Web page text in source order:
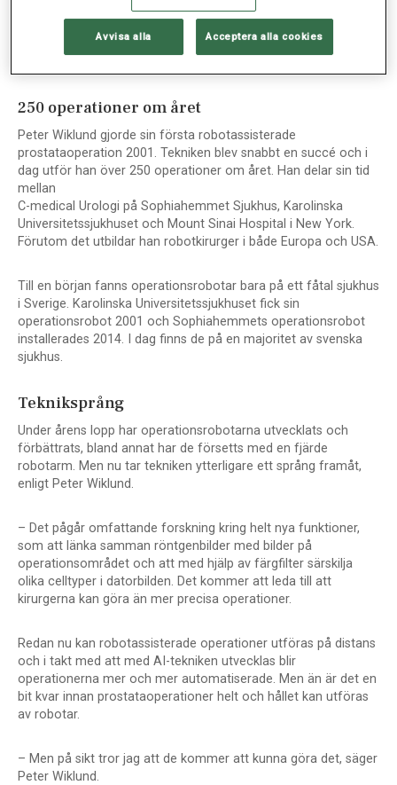
robotkirurgi är att jag som kirurg ser prostatakörteln i kraftig
strukturer, säger Peter Wiklund, läkare och specialist i urologi
250 operationer om året
Peter Wiklund gjorde sin första robotassisterade
prostataoperation 2001. Tekniken blev snabbt en succé och i
dag utför han över 250 operationer om året. Han delar sin tid
mellan
C-medical Urologi på Sophiahemmet Sjukhus, Karolinska
Universitetssjukhuset och Mount Sinai Hospital i New York.
Förutom det utbildar han robotkirurger i både Europa och USA.
Till en början fanns operationsrobotar bara på ett fåtal sjukhus
i Sverige. Karolinska Universitetssjukhuset fick sin
operationsrobot 2001 och Sophiahemmets operationsrobot
installerades 2014. I dag finns de på en majoritet av svenska
sjukhus.
Tekniksprång
Under årens lopp har operationsrobotarna utvecklats och
förbättrats, bland annat har de försetts med en fjärde
robotarm. Men nu tar tekniken ytterligare ett språng framåt,
enligt Peter Wiklund.
– Det pågår omfattande forskning kring helt nya funktioner,
som att länka samman röntgenbilder med bilder på
operationsområdet och att med hjälp av färgfilter särskilja
olika celltyper i datorbilden. Det kommer att leda till att
kirurgerna kan göra än mer precisa operationer.
Redan nu kan robotassisterade operationer utföras på distans
och i takt med att med AI-tekniken utvecklas blir
operationerna mer och mer automatiserade. Men än är det en
bit kvar innan prostataoperationer helt och hållet kan utföras
av robotar.
– Men på sikt tror jag att de kommer att kunna göra det, säger
Peter Wiklund.
Avvisa alla Acceptera alla cookies